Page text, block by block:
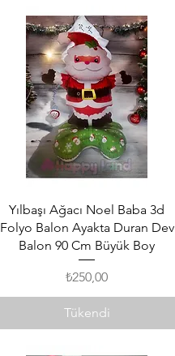
Hızlı Bakış
Yılbaşı Ağacı Noel Baba 3d
Folyo Balon Ayakta Duran Dev
Balon 90 Cm Büyük Boy
Fiyat
₺250,00
Tükendi